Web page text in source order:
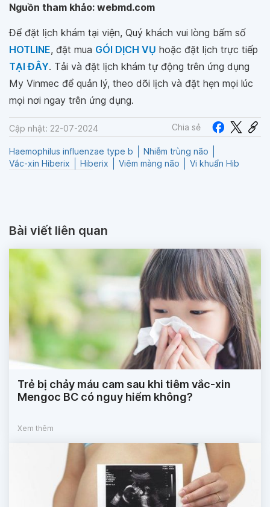
Nguồn tham khảo: webmd.com
Để đặt lịch khám tại viện, Quý khách vui lòng bấm số
HOTLINE, đặt mua GÓI DỊCH VỤ hoặc đặt lịch trực tiếp
TẠI ĐÂY. Tải và đặt lịch khám tự động trên ứng dụng
My Vinmec để quản lý, theo dõi lịch và đặt hẹn mọi lúc
mọi nơi ngay trên ứng dụng.
Cập nhật: 22-07-2024 Chia sẻ
Haemophilus influenzae type b
Nhiễm trùng não
Vắc-xin Hiberix
Hiberix Viêm màng não Vi khuẩn Hib
Bài viết liên quan
Trẻ bị chảy máu cam sau khi tiêm vắc-xin
Mengoc BC có nguy hiểm không?
Xem thêm